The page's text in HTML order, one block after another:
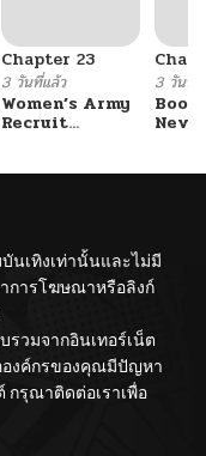
Chapter 23
3 วันที่แล้ว
Women’s Army
Recruit
3 วันที่
นเทิงเท่านั้นและไม่มี
การโฆษณาหรือลิงก์
วมจากอินเทอร์เน็ต
องค์กรของคุณมีปัญหา
กรุณาติดต่อเราเพื่อ